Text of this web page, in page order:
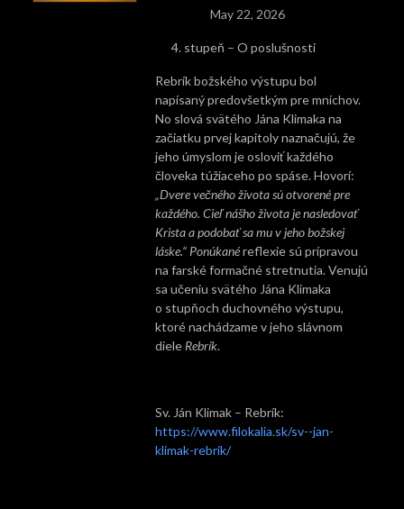
May 22, 2026
stupeň – O poslušnosti
Rebrík božského výstupu bol
napísaný predovšetkým pre mníchov.
No slová svätého Jána Klimaka na
začiatku prvej kapitoly naznačujú, že
jeho úmyslom je osloviť každého
človeka túžiaceho po spáse. Hovorí:
„Dvere večného života sú otvorené pre
každého. Cieľ nášho života je nasledovať
Krista a podobať sa mu v jeho božskej
láske.“ Ponúkanéreflexie sú prípravou
na farské formačné stretnutia. Venujú
sa učeniu svätého Jána Klimaka
o stupňoch duchovného výstupu,
ktoré nachádzame v jeho slávnom
diele Rebrík.
Sv. Ján Klimak – Rebrík:
https://www.filokalia.sk/sv--jan-
klimak-rebrik/